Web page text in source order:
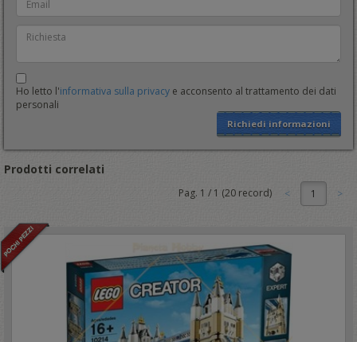
Ho letto l'informativa sulla privacy e acconsento al trattamento dei dati
personali
Richiedi informazioni
Prodotti correlati
Pag. 1 / 1 (20 record) 1